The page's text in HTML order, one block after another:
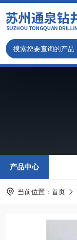
产品中心
当前位置： 首页